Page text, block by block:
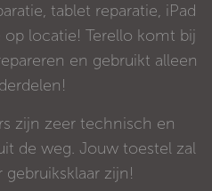
tablet reparatie, iPad
op locatie! Terello komt bij
en gebruikt alleen
zijn zeer technisch en
de weg. Jouw toestel zal
zijn!